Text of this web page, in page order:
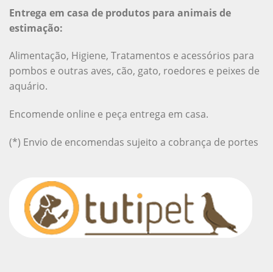
Entrega em casa de produtos para animais de
estimação:
Alimentação, Higiene, Tratamentos e acessórios para
pombos e outras aves, cão, gato, roedores e peixes de
aquário.
Encomende online e peça entrega em casa.
(*) Envio de encomendas sujeito a cobrança de portes